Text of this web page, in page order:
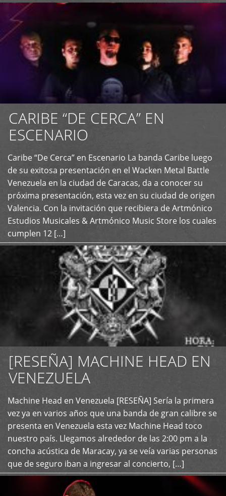
CARIBE “DE CERCA” EN
ESCENARIO
Caribe “De Cerca” en Escenario La banda Caribe luego
de su exitosa presentación en el Wacken Metal Battle
Venezuela en la ciudad de Caracas, da a conocer su
próxima presentación, esta vez en su ciudad de origen
Valencia. Con la invitación que recibiera de Artmónico
Estudios Musicales & Artmónico Music Store los cuales
cumplen 12 […]
+
[RESEÑA] MACHINE HEAD EN
VENEZUELA
Machine Head en Venezuela [RESEÑA] Sería la primera
vez ya en varios años que una banda de gran calibre se
presenta en Venezuela esta vez Machine Head toco
nuestro país. Llegamos alrededor de las 2:00 pm a la
concha acústica de Maracay, ya se veía varias personas
que de seguro iban a ingresar al concierto, […]
+